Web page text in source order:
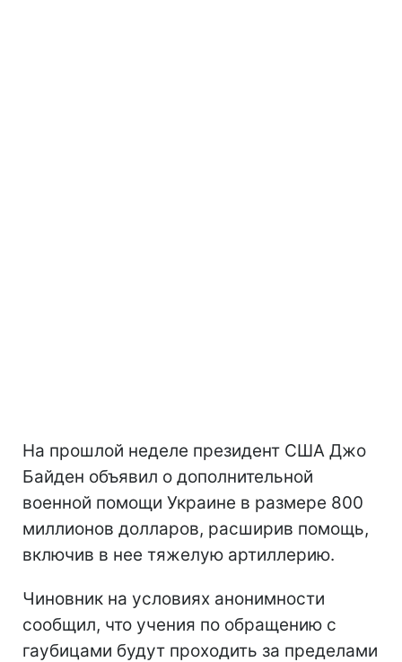
На прошлой неделе президент США Джо
Байден объявил о дополнительной
военной помощи Украине в размере 800
миллионов долларов, расширив помощь,
включив в нее тяжелую артиллерию.
Чиновник на условиях анонимности
сообщил, что учения по обращению с
гаубицами будут проходить за пределами